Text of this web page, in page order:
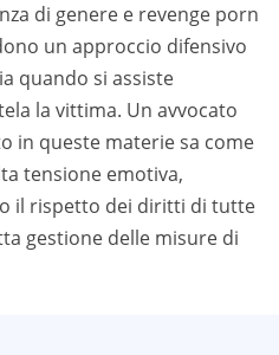
di genere e revenge porn
un approccio difensivo
quando si assiste
la vittima. Un avvocato
in queste materie sa come
tensione emotiva,
il rispetto dei diritti di tutte
gestione delle misure di